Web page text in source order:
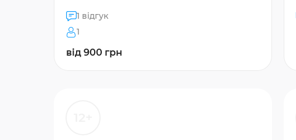
1 відгук
1
від 900 грн